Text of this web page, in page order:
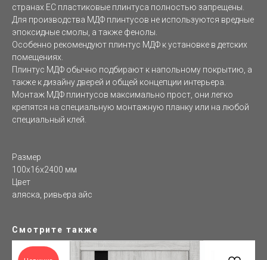
странах ЕС пластиковые плинтуса полностью запрещены.
Для производства МДФ плинтусов не используются вредные
эпоксидные смолы, а также фенолы.
Особенно рекомендуют плинтус МДФ к установке в детских
помещениях.
Плинтус МДФ обычно подбирают к напольному покрытию, а
также к дизайну дверей и общей концепции интерьера.
Монтаж МДФ плинтусов максимально прост, они легко
крепятся на специальную монтажную планку или на любой
специальный клей.
Размер
100х16х2400 мм
Цвет
аляска, ривьера айс
Смотрите также